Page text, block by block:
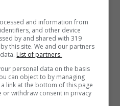
più belle
vere e proprie
di gallina
oppure le
sono delle galline
che, alcune
and information from
and other device
by and shared with 319
this site. We and our partners
List of partners.
personal data on the basis
can object to by managing
link at the bottom of this page
or withdraw consent in privacy